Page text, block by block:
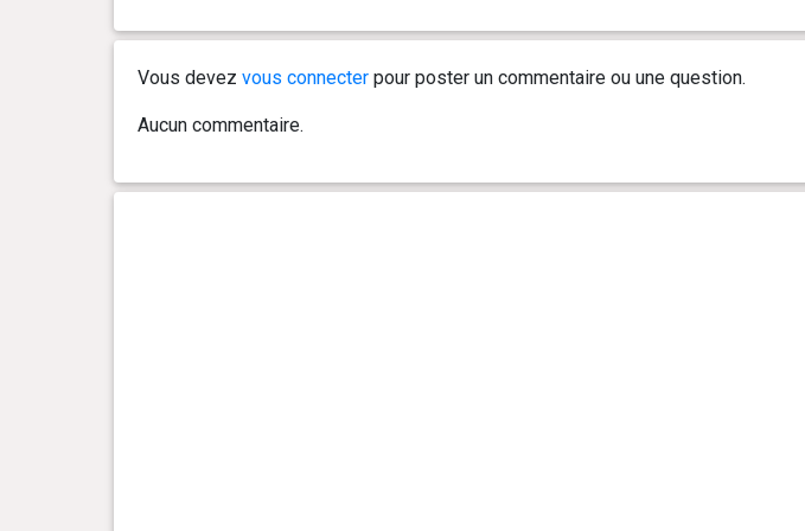
Vous devez vous connecterpour poster un commentaire ou une question.
Aucun commentaire.